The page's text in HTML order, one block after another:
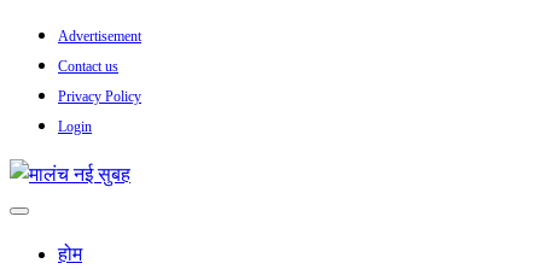
Skip
content
Advertisement
Contact us
Privacy Policy
Login
मालंच नई सुबह
होम